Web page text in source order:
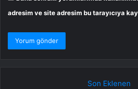
adresim ve site adresim bu tarayıcıya
Son Eklenen